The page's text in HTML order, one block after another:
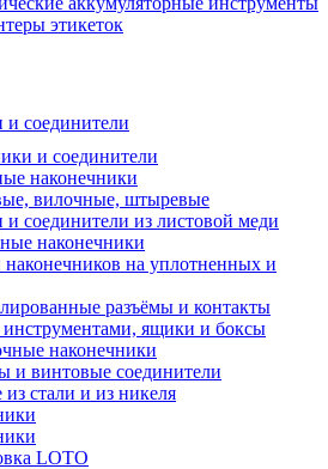
этикеток
и соединители
и соединители
наконечники
вилочные, штыревые
соединители из листовой меди
наконечники
наконечников на уплотненных и
разъёмы и контакты
ящики и боксы
наконечники
и винтовые соединители
стали и из никеля
LOTO